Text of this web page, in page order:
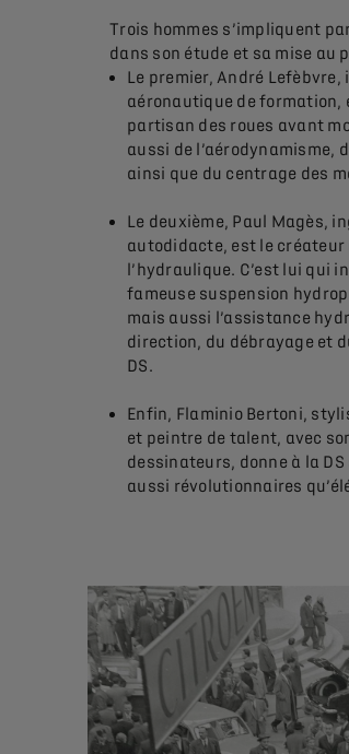
Trois hommes s’impliquent
dans son étude et sa mise au
Le premier, André Lefèbvre,
aéronautique de formation,
partisan des roues avant
aussi de l’aérodynamisme,
ainsi que du centrage des
Le deuxième, Paul Magès,
autodidacte, est le créateur
l’hydraulique. C’est lui qui
fameuse suspension
mais aussi l’assistance
direction, du débrayage et
DS.
Enfin, Flaminio Bertoni,
et peintre de talent, avec
dessinateurs, donne à la
aussi révolutionnaires